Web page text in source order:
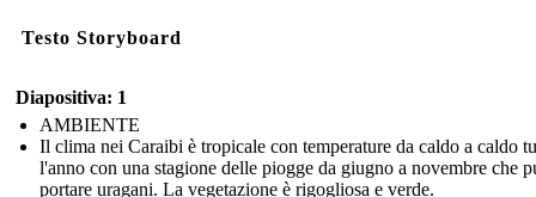
Testo Storyboard
Diapositiva: 1
AMBIENTE
Il clima nei Caraibi è tropicale con temperature da caldo a caldo
l'anno con una stagione delle piogge da giugno a novembre che
portare uragani. La vegetazione è rigogliosa e verde.